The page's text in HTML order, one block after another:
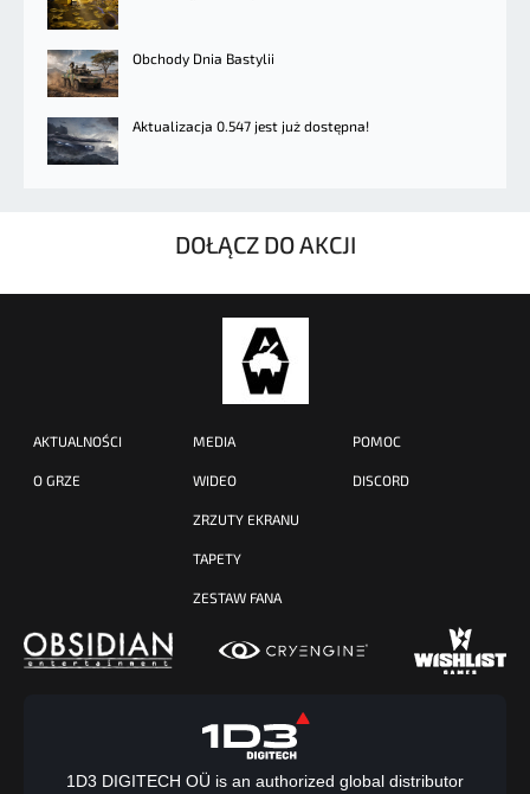
Obchody Dnia Bastylii
Aktualizacja 0.547 jest już dostępna!
DOŁĄCZ DO AKCJI
AKTUALNOŚCI
O GRZE
MEDIA
WIDEO
ZRZUTY EKRANU
TAPETY
ZESTAW FANA
POMOC
DISCORD
1D3 DIGITECH OÜ is an authorized global distributor